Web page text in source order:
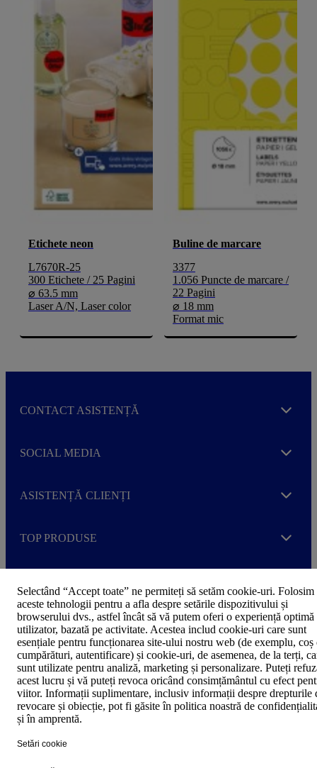
Selectând “Accept toate” ne permiteți să setăm cookie-uri. Folosim
aceste tehnologii pentru a afla despre setările dispozitivului și
browserului dvs., astfel încât să vă putem oferi o experiență optimă
utilizator, bazată pe activitate. Acestea includ cookie-uri care sunt
esențiale pentru funcționarea site-ului nostru web (de exemplu, coș
cumpărături, autentificare) și cookie-uri, de asemenea, de la terți,
sunt utilizate pentru analiză, marketing și personalizare. Puteți
acest lucru și vă puteți revoca oricând consimțământul cu efect
viitor. Informații suplimentare, inclusiv informații despre drepturile
revocare și obiecție, pot fi găsite în politica noastră de
și în amprentă.
Setări cookie
Etichete neon
L7670R-25
300 Etichete / 25 Pagini
⌀ 63.5 mm
Laser A/N, Laser color
Buline de marcare
3377
1.056 Puncte de marcare /
22 Pagini
⌀ 18 mm
Format mic
CONTACT ASISTENȚĂ Expand
SOCIAL MEDIA Expand
ASISTENȚĂ CLIENȚI Expand
TOP PRODUSE Expand
F
o
o
t
e
r
Politica de confidențialitate
Declarație de accesibilitate
©2024 Avery Zweckform, o divizie a CCL Label Limited. Toate
drepturile rezervate